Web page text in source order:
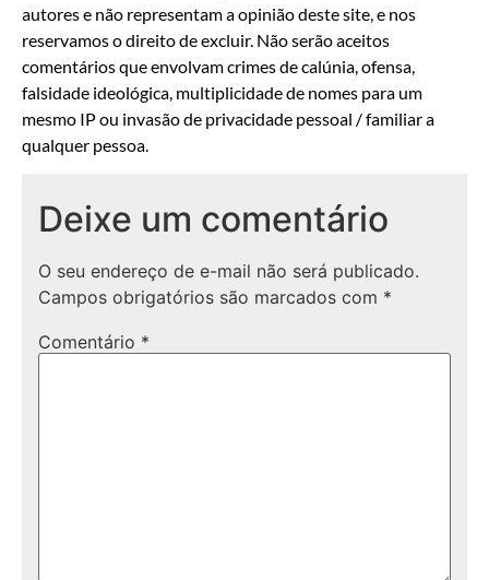
autores e não representam a opinião deste site, e nos
reservamos o direito de excluir. Não serão aceitos
comentários que envolvam crimes de calúnia, ofensa,
falsidade ideológica, multiplicidade de nomes para um
mesmo IP ou invasão de privacidade pessoal / familiar a
qualquer pessoa.
Deixe um comentário
O seu endereço de e-mail não será publicado.
Campos obrigatórios são marcados com *
Comentário *